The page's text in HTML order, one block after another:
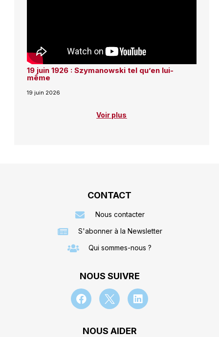
19 juin 1926 : Szymanowski tel qu’en lui-
même
19 juin 2026
Voir plus
CONTACT
Nous contacter
S'abonner à la Newsletter
Qui sommes-nous ?
NOUS SUIVRE
NOUS AIDER